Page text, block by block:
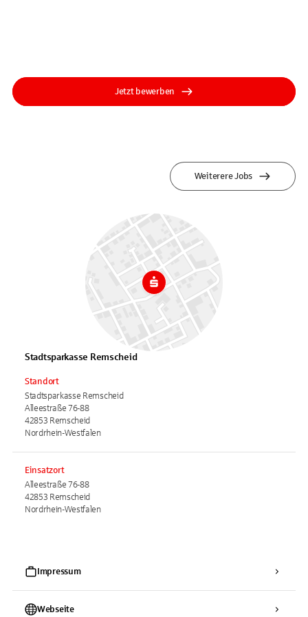
Jetzt bewerben
Weiterere Jobs
Stadtsparkasse Remscheid
Standort
Stadtsparkasse Remscheid
Alleestraße 76-88
42853 Remscheid
Nordrhein-Westfalen
Einsatzort
Alleestraße 76-88
42853 Remscheid
Nordrhein-Westfalen
Impressum
Webseite